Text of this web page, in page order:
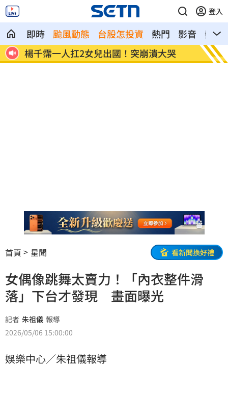
登入
即時 颱風動態 台股怎投資 熱門 影音
熱搜
後
楊千霈一人扛2女兒出國！突崩潰大哭 王凱
首頁 星聞 看新聞換好禮
女偶像跳舞太賣力！「內衣整件滑
落」下台才發現 畫面曝光
記者 朱祖儀 報導
2026/05/06 15:00:00
娛樂中心／朱祖儀報導